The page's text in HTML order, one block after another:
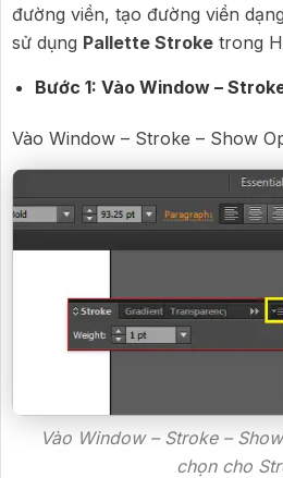
đường viền, tạo đường viền
sử dụng Pallette Stroke trong
Bước 1: Vào Window –
Vào Window – Stroke – Show
Vào Window – Stroke –
chọn cho